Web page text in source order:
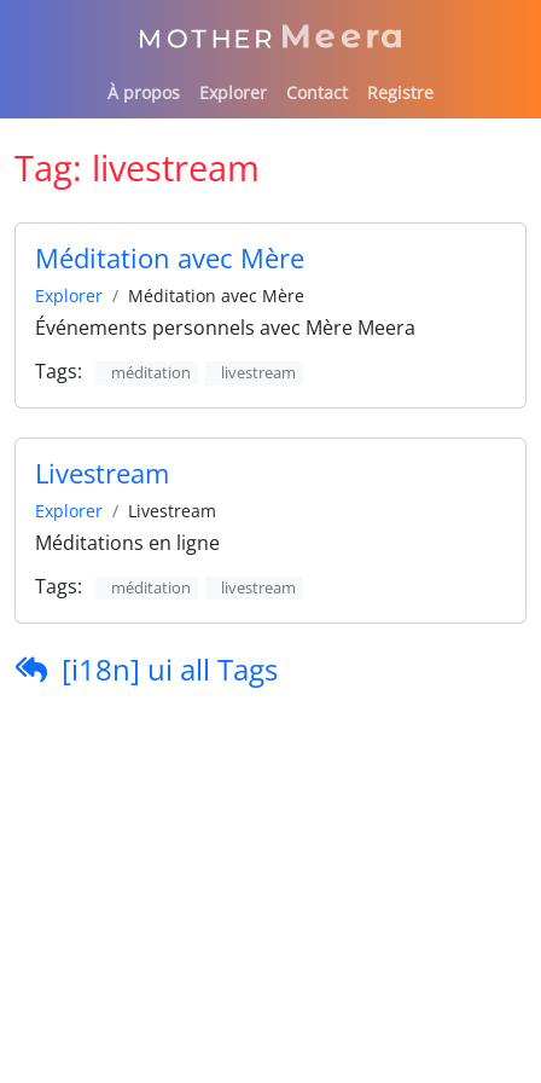
À propos Explorer Contact Registre
Tag: livestream
Méditation avec Mère
Explorer Méditation avec Mère
Événements personnels avec Mère Meera
Tags:
méditation livestream
Livestream
Explorer Livestream
Méditations en ligne
Tags:
méditation livestream
[i18n] ui all Tags